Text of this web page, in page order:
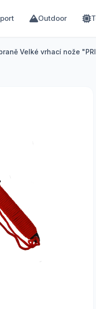
Outdoor
Velké vrhací nože